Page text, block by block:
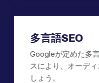
多言語SEO
Googleが定めた多
スにより、オーデ
しょう。